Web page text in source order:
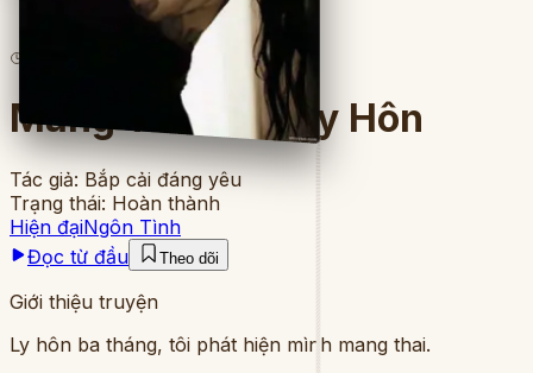
chương
Mang Thai Sau Ly Hôn
Tác giả: Bắp cải đáng yêu
Trạng thái: Hoàn thành
Hiện đạiNgôn Tình
Đọc từ đầu
Theo dõi
Giới thiệu truyện
Ly hôn ba tháng, tôi phát hiện mình mang thai.